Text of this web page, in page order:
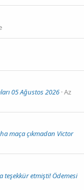
05 Ağustos 2026 Az
maça çıkmadan Victor
teşekkür etmişti! Ödemesi